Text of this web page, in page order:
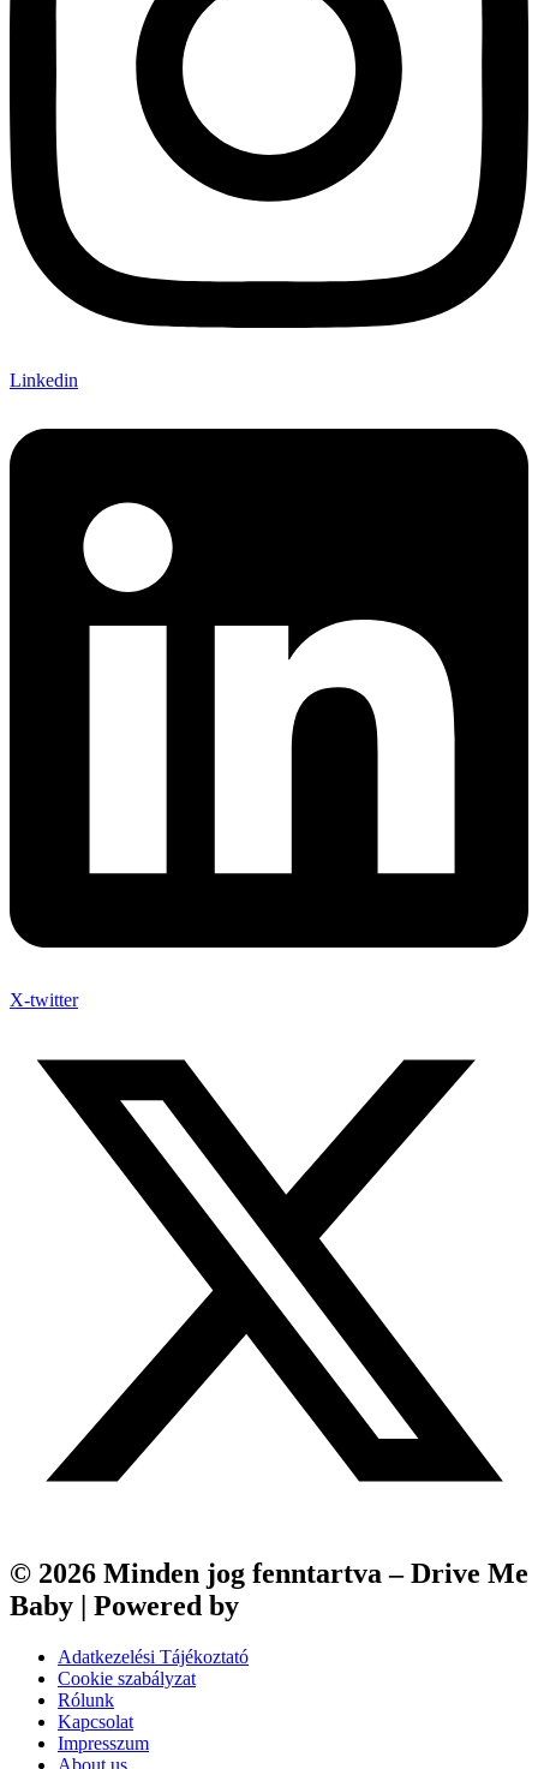
Linkedin
X-twitter
© 2026 Minden jog fenntartva – Drive Me
Baby | Powered by
Adatkezelési Tájékoztató
Cookie szabályzat
Rólunk
Kapcsolat
Impresszum